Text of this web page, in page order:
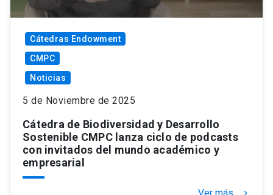
Cátedras Endowment
CMPC
Noticias
5 de Noviembre de 2025
Cátedra de Biodiversidad y Desarrollo
Sostenible CMPC lanza ciclo de podcasts
con invitados del mundo académico y
empresarial